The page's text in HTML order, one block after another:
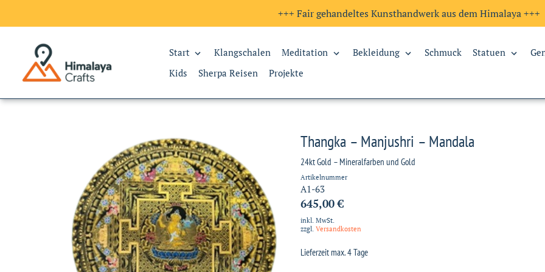
+++ Fair gehandeltes Kunsthandwerk aus dem Himalaya +++
Start Klangschalen Meditation Bekleidung Schmuck Statuen
Kids
Sherpa Reisen Projekte
Thangka – Manjushri – Mandala
24kt Gold – Mineralfarben und Gold
Artikelnummer
A1-63
645,00 €
inkl. MwSt.
zzgl. Versandkosten
Lieferzeit max. 4 Tage